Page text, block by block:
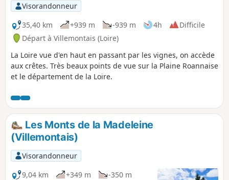
Visorandonneur
35,40 km
+939 m -939 m 4h
Difficile
Départ à Villemontais (Loire)
La Loire vue d'en haut en passant par les vignes, on accède
aux crêtes. Très beaux points de vue sur la Plaine Roannaise
et le département de la Loire.
Les Monts de la Madeleine
(Villemontais)
Visorandonneur
9,04 km
+349 m
-350 m